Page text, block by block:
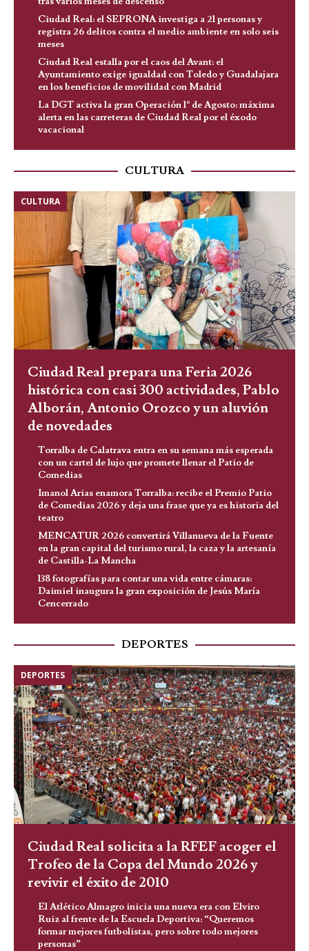
Ciudad Real: el SEPRONA investiga a 21 personas y
registra 26 delitos contra el medio ambiente en solo seis
meses
Ciudad Real estalla por el caos del Avant: el
Ayuntamiento exige igualdad con Toledo y Guadalajara
en los beneficios de movilidad con Madrid
La DGT activa la gran Operación 1º de Agosto: máxima
alerta en las carreteras de Ciudad Real por el éxodo
vacacional
CULTURA
CULTURA
Ciudad Real prepara una Feria 2026
histórica con casi 300 actividades, Pablo
Alborán, Antonio Orozco y un aluvión
de novedades
Torralba de Calatrava entra en su semana más esperada
con un cartel de lujo que promete llenar el Patio de
Comedias
Imanol Arias enamora Torralba: recibe el Premio Patio
de Comedias 2026 y deja una frase que ya es historia del
teatro
MENCATUR 2026 convertirá Villanueva de la Fuente
en la gran capital del turismo rural, la caza y la artesanía
de Castilla-La Mancha
138 fotografías para contar una vida entre cámaras:
Daimiel inaugura la gran exposición de Jesús María
Cencerrado
DEPORTES
DEPORTES
Ciudad Real solicita a la RFEF acoger el
Trofeo de la Copa del Mundo 2026 y
revivir el éxito de 2010
El Atlético Almagro inicia una nueva era con Elviro
Ruiz al frente de la Escuela Deportiva: “Queremos
formar mejores futbolistas, pero sobre todo mejores
personas”